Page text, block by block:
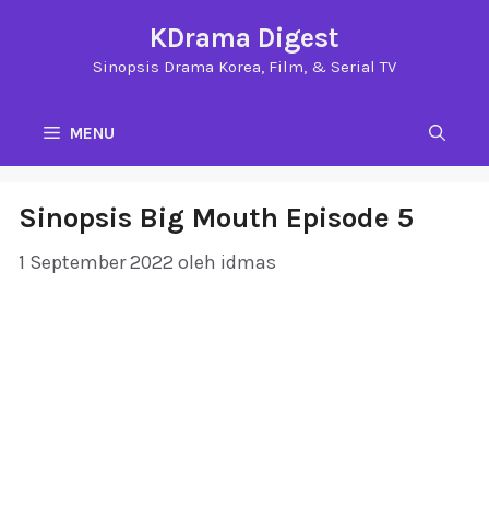
KDrama Digest
Sinopsis Drama Korea, Film, & Serial TV
MENU
Sinopsis Big Mouth Episode 5
1 September 2022 oleh idmas